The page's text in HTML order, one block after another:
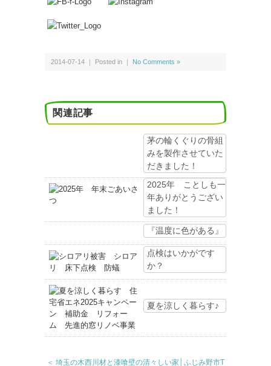
2014-07-14 ｜ Posted in ｜ No Comments »
関連記事
茅の輪くぐりの骨組
みを製作させていた
だきました！
2025年 ことしも一
年ありがとうござい
ました！
『温度に色がある』
点検はいかがです
か？
夏を涼しく暮らす♪
＜ 埼玉の木西川材と漆喰壁の清々しい家│ふじみ野市T